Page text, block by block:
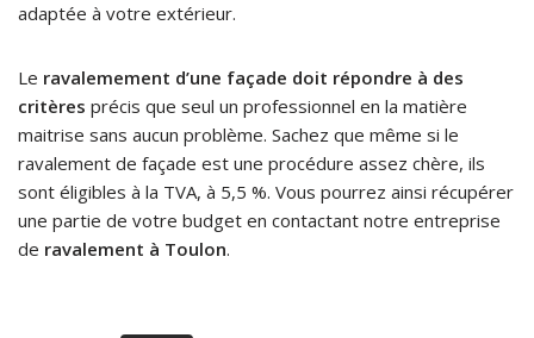
adaptée à votre extérieur.
Le ravalemement d’une façade doit répondre à des
critères précis que seul un professionnel en la matière
maitrise sans aucun problème. Sachez que même si le
ravalement de façade est une procédure assez chère, ils
sont éligibles à la TVA, à 5,5 %. Vous pourrez ainsi récupérer
une partie de votre budget en contactant notre entreprise
de ravalement à Toulon.